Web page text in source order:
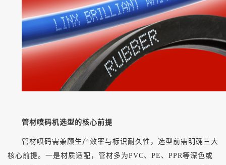
管材喷码机选型的核心前提
管材喷码需兼顾生产效率与标识耐久性，选型前需明确三大
核心前提。一是材质适配，管材多为PVC、PE、PPR等深色或